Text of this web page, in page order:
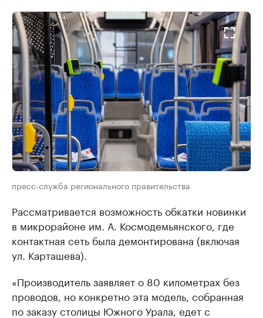
пресс-служба регионального правительства
Рассматривается возможность обкатки новинки
в микрорайоне им. А. Космодемьянского, где
контактная сеть была демонтирована (включая
ул. Карташева).
«Производитель заявляет о 80 километрах без
проводов, но конкретно эта модель, собранная
по заказу столицы Южного Урала, едет с